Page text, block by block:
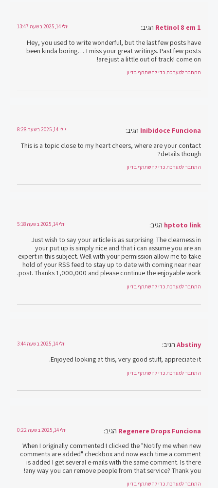
Retinol 8 em 1 הגיב: יולי 14, 2025 בשעה 13:47
Hey, you used to write wonderful, but the last few posts have
been kinda boring… I miss your great writings. Past few posts
are just a little out of track! come on!
התחבר למערכת כדי להשתתף בדיון
Inibidoce Funciona הגיב: יולי 14, 2025 בשעה 8:28
This is a topic close to my heart cheers, where are your contact
details though?
התחבר למערכת כדי להשתתף בדיון
hptoto link הגיב: יולי 14, 2025 בשעה 5:18
Just wish to say your article is as surprising. The clearness in
your put up is simply nice and that i can assume you are an
expert in this subject. Well with your permission allow me to take
hold of your RSS feed to stay up to date with coming near near
post. Thanks 1,000,000 and please continue the enjoyable work.
התחבר למערכת כדי להשתתף בדיון
Abstiny הגיב: יולי 14, 2025 בשעה 3:44
Enjoyed looking at this, very good stuff, appreciate it.
התחבר למערכת כדי להשתתף בדיון
Regenere Drops Funciona הגיב: יולי 14, 2025 בשעה 0:22
When I originally commented I clicked the "Notify me when new
comments are added" checkbox and now each time a comment
is added I get several e-mails with the same comment. Is there
any way you can remove people from that service? Thank you!
התחבר למערכת כדי להשתתף בדיון